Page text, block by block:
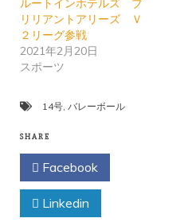
ルートインホテルズ ブ
リリアントアリーズ Ｖ
２リーグ参戦
2021年2月20日
スポーツ
14号, バレーボール
SHARE
Facebook
Linkedin